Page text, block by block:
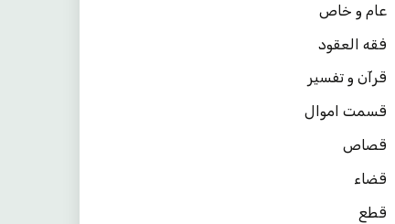
عام و خاص
فقه العقود
قرآن و تفسیر
قسمت اموال
قصاص
قضاء
قطع